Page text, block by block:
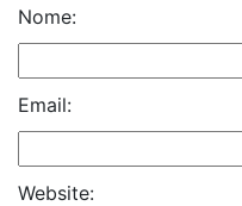
Nome:
Email:
Website: